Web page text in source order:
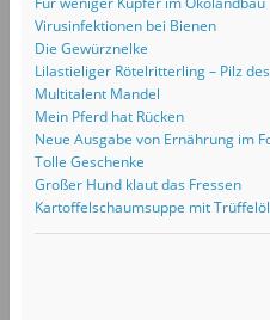
Virusinfektionen bei Bienen
Die Gewürznelke
Lilastieliger Rötelritterling – Pilz
Multitalent Mandel
Mein Pferd hat Rücken
Neue Ausgabe von Ernährung im
Tolle Geschenke
Großer Hund klaut das Fressen
Kartoffelschaumsuppe mit Trüffelöl